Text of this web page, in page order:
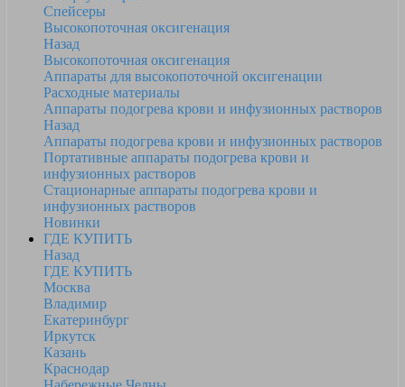
Спейсеры
Высокопоточная оксигенация
Назад
Высокопоточная оксигенация
Аппараты для высокопоточной оксигенации
Расходные материалы
Аппараты подогрева крови и инфузионных растворов
Назад
Аппараты подогрева крови и инфузионных растворов
Портативные аппараты подогрева крови и
инфузионных растворов
Стационарные аппараты подогрева крови и
инфузионных растворов
Новинки
ГДЕ КУПИТЬ
Назад
ГДЕ КУПИТЬ
Москва
Владимир
Екатеринбург
Иркутск
Казань
Краснодар